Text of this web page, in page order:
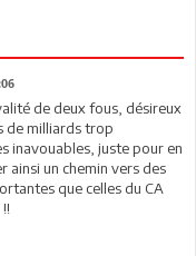
de deux fous, désireux
de milliards trop
inavouables, juste pour en
ainsi un chemin vers des
que celles du CA